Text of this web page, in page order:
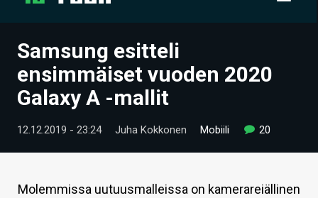
UUTISET
ARTIKKELIT
VIDEOT
TECHBBS
TIETOA
Samsung esitteli
ensimmäiset vuoden 2020
Galaxy A -mallit
12.12.2019 - 23:24 Juha Kokkonen Mobiili 20
Molemmissa uutuusmalleissa on kamerareiällinen